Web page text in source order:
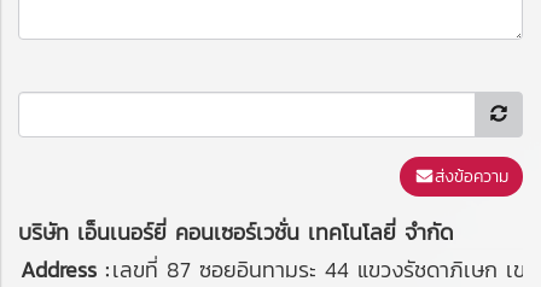
ส่งข้อความ
บริษัท เอ็นเนอร์ยี่ คอนเซอร์เวชั่น เทคโนโลยี่ จำกัด
Address :เลขที่ 87 ซอยอินทามระ 44 แขวงรัชดาภิเษก เข